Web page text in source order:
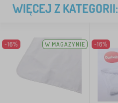
WIĘCEJ Z KATEGORII:
-16% W MAGAZYNIE -16%